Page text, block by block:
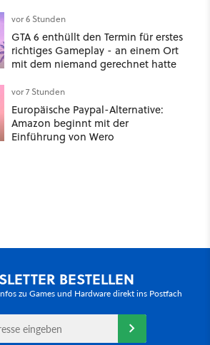
vor 6 Stunden
GTA 6 enthüllt den Termin für erstes
richtiges Gameplay - an einem Ort
mit dem niemand gerechnet hatte
vor 7 Stunden
Europäische Paypal-Alternative:
Amazon beginnt mit der
Einführung von Wero
BESTELLEN
zu Games und Hardware direkt ins Postfach